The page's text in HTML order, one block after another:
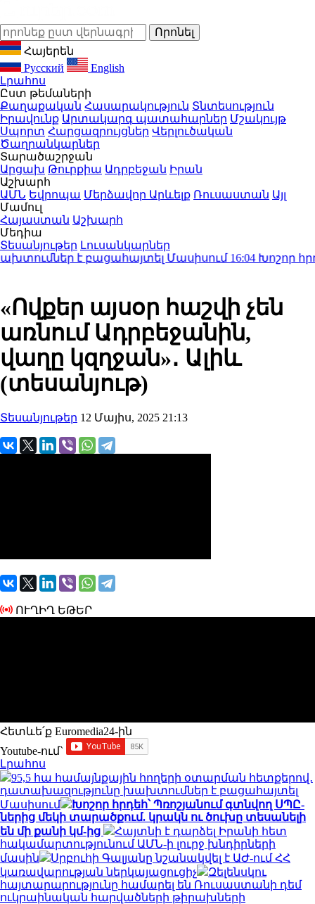
Հայերեն
Русский
English
Լրահոս
Ըստ թեմաների
Քաղաքական Հասարակություն Տնտեսություն
Իրավունք Արտակարգ պատահարներ Մշակույթ
Սպորտ Հարցազրույցներ Վերլուծական
Ծաղրանկարներ
Տարածաշրջան
Արցախ Թուրքիա Ադրբեջան Իրան
Աշխարհ
ԱՄՆ Եվրոպա Մերձավոր Արևելք Ռուսաստան Այլ
Մամուլ
Հայաստան Աշխարհ
Մեդիա
Տեսանյութեր Լուսանկարներ
է բացահայտել Մասիսում16:04Խոշոր
«Ովքեր այսօր հաշվի չեն
առնում Ադրբեջանին,
վաղը կզղջան»․ Ալիև
(տեսանյութ)
Տեսանյութեր 12 Մայիս, 2025 21:13
ՈՒՂԻՂ ԵԹԵՐ
Հետևե՛ք Euromedia24-ին
Youtube-ում`
Լրահոս
95,5 հա համայնքային հողերի օտարման հետքերով․
դատախազությունը խախտումներ է բացահայտել
Մասիսում
Խոշոր հրդեհ՝ Պռոշյանում գտնվող ՍՊԸ-
ներից մեկի տարածքում. կրակն ու ծուխը տեսանելի
են մի քանի կմ-ից
Հայտնի է դարձել Իրանի հետ
հակամարտությունում ԱՄՆ-ի լուրջ խնդիրների
մասին
Սրբուհի Գալյանը նշանակվել է ԱԺ-ում ՀՀ
կառավարության ներկայացուցիչ
Զելենսկու
հայտարարությունը համարել են Ռուսաստանի դեմ
ուկրաինական հարվածների թիրախների